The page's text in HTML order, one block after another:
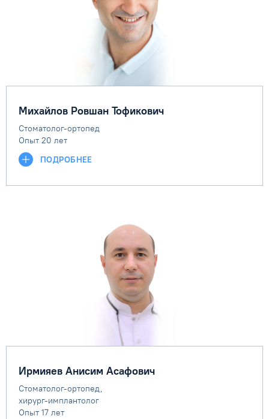
Михайлов Ровшан Тофикович
Стоматолог-ортопед
Опыт 20 лет
ПОДРОБНЕЕ
Ирмияев Анисим Асафович
Cтоматолог-ортопед,
хирург-имплантолог
Опыт 17 лет